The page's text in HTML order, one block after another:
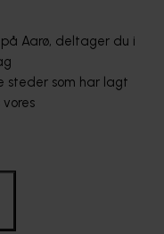
Aarø, deltager du i
steder som har lagt
pr. tur, på den
sammen - det